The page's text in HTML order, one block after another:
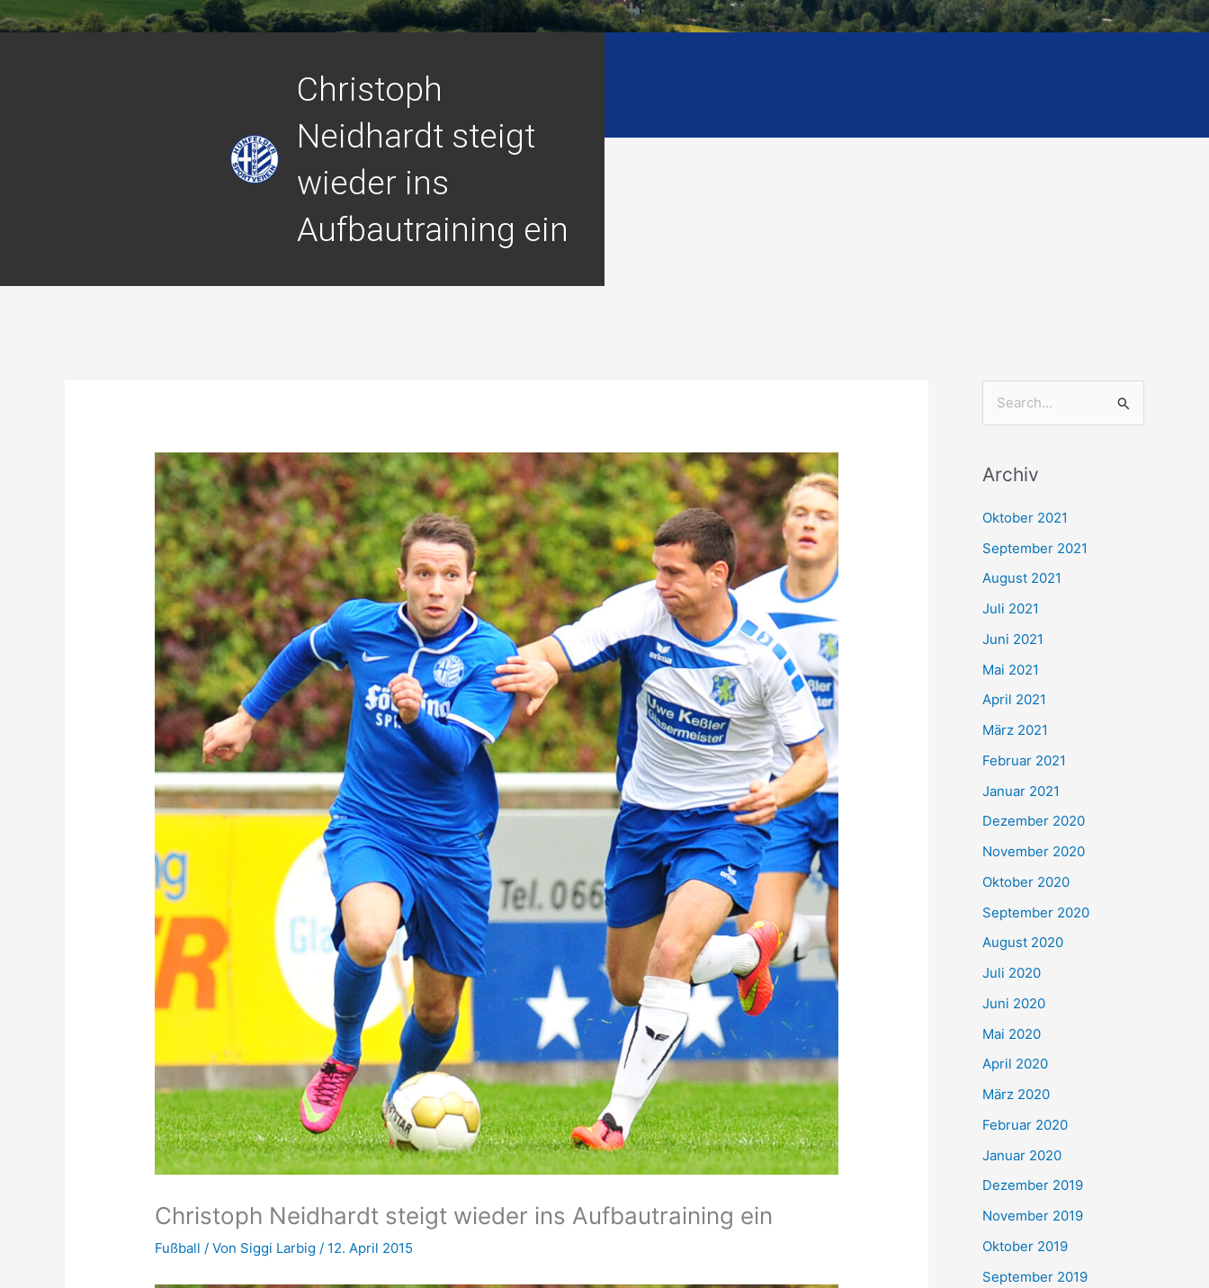
Christoph
Neidhardt steigt
wieder ins
Aufbautraining ein
Christoph Neidhardt steigt wieder ins Aufbautraining ein
Fußball / Von Siggi Larbig/ 12. April 2015
h
e
n
h
:
Archiv
Oktober 2021
September 2021
August 2021
Juli 2021
Juni 2021
Mai 2021
April 2021
März 2021
Februar 2021
Januar 2021
Dezember 2020
November 2020
Oktober 2020
September 2020
August 2020
Juli 2020
Juni 2020
Mai 2020
April 2020
März 2020
Februar 2020
Januar 2020
Dezember 2019
November 2019
Oktober 2019
September 2019